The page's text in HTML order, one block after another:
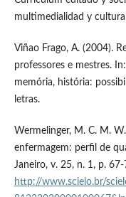
multimedialidad y cultura
Viñao Frago, A. (2004).
professores e mestres.
memória, história:
letras.
Wermelinger, M. C. M.
enfermagem: perfil de
Janeiro, v. 25, n. 1, p.
http://www.scielo.br/